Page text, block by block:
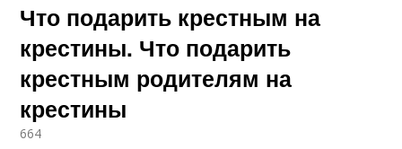
Что подарить крестным на
крестины. Что подарить
крестным родителям на
крестины
664